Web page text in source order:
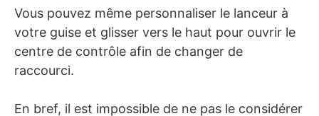
Vous pouvez même personnaliser le lanceur à
votre guise et glisser vers le haut pour ouvrir le
centre de contrôle afin de changer de
raccourci.
En bref, il est impossible de ne pas le considérer